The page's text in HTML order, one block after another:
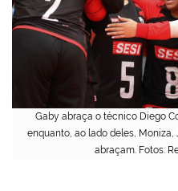
Gaby abraça o técnico Diego
enquanto, ao lado deles,
abraçam. Fotos: